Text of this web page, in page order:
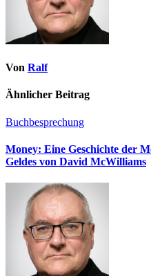
Von Ralf
Ähnlicher Beitrag
Buchbesprechung
Money: Eine Geschichte der
Geldes von David McWilliams